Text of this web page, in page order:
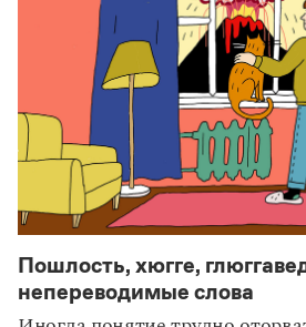
Пошлость, хюгге,
непереводимые слова